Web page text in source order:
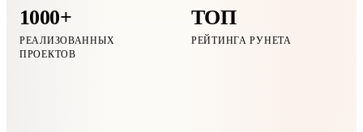
1000+
РЕАЛИЗОВАННЫХ
ПРОЕКТОВ
ТОП
РЕЙТИНГА РУНЕТА